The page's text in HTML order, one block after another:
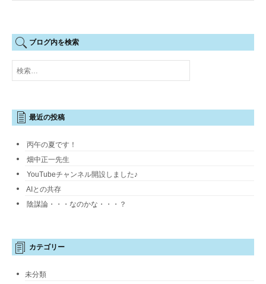
ブログ内を検索
検
索:
最近の投稿
丙午の夏です！
畑中正一先生
YouTubeチャンネル開設しました♪
AIとの共存
陰謀論・・・なのかな・・・？
カテゴリー
未分類